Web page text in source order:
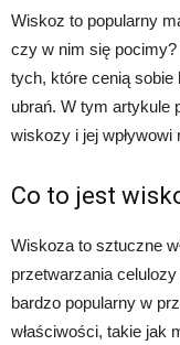
Wiskoz to popularny
czy w nim się pocimy?
tych, które cenią
ubrań. W tym artykule
wiskozy i jej wpływowi
Co to jest
Wiskoza to sztuczne
przetwarzania
bardzo popularny w
właściwości, takie jak